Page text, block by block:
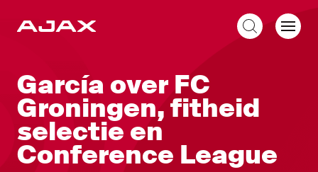
García over FC
Groningen, fitheid
selectie en
Conference League